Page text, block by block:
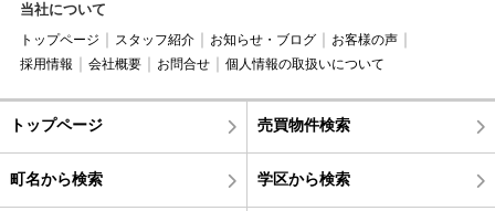
当社について
トップページ スタッフ紹介 お知らせ・ブログ
お客様の声
採用情報
会社概要 お問合せ 個人情報の取扱いについて
トップページ 売買物件検索
町名から検索 学区から検索